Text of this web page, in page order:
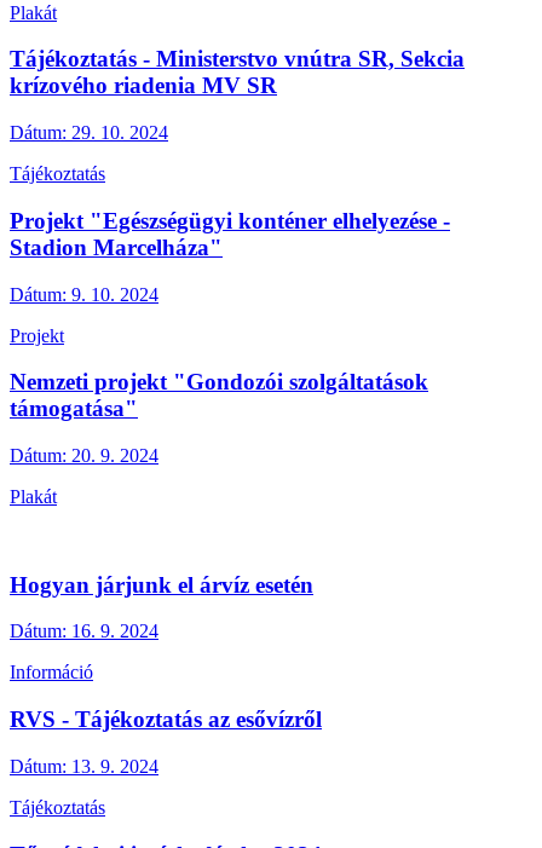
Plakát
Tájékoztatás - Ministerstvo vnútra SR, Sekcia
krízového riadenia MV SR
Dátum: 29. 10. 2024
Tájékoztatás
Projekt "Egészségügyi konténer elhelyezése -
Stadion Marcelháza"
Dátum: 9. 10. 2024
Projekt
Nemzeti projekt "Gondozói szolgáltatások
támogatása"
Dátum: 20. 9. 2024
Plakát
Hogyan járjunk el árvíz esetén
Dátum: 16. 9. 2024
Információ
RVS - Tájékoztatás az esővízről
Dátum: 13. 9. 2024
Tájékoztatás